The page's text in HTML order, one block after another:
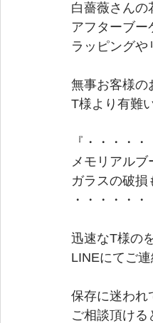
白薔薇さんの
アフターブー
ラッピングや
無事お客様の
T様より有難
『・・・・・
メモリアルブ
ガラスの破
・・・・・・
迅速なT様の
LINEにてご
保存に迷われ
ご相談頂ける